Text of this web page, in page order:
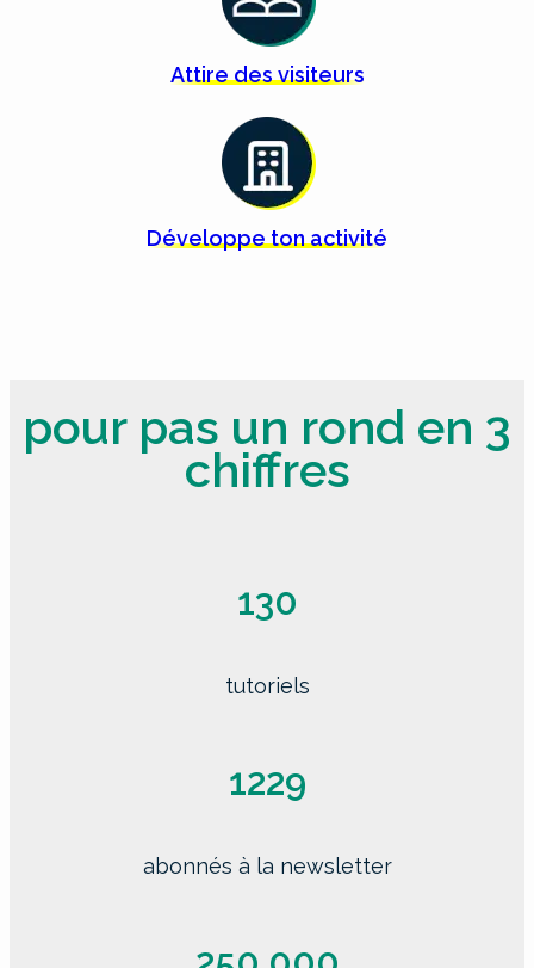
Attire desvisiteurs
Développe tonactivité
pour pas un rond en 3
chiffres
130
tutoriels
1229
abonnés à la newsletter